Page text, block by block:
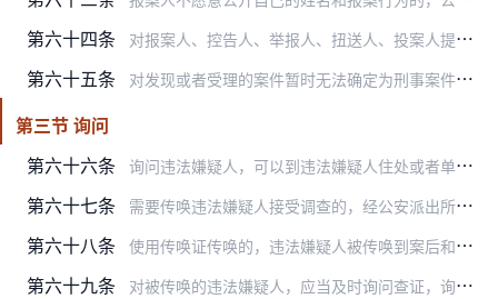
第六十四条 对报案人、控告人、举报人、扭送人、投案人提供的有关证据材料、物品等应当登记，出具接受证据清单，并妥善保管。必要时，应当拍照、录音、录像。移送案件时，应当将有关证…
第六十五条 对发现或者受理的案件暂时无法确定为刑事案件或者行政案件的，可以按照行政案件的程序办理。在办理过程中，认为涉嫌构成犯罪的，应当按照《公安机关办理刑事案件程序规定》…
第三节 询问
第六十六条
询问违法嫌疑人，可以到违法嫌疑人住处或者单位进行，也可以将违法嫌疑人传唤到其所在市、县内的指定地点进行。
第六十七条 需要传唤违法嫌疑人接受调查的，经公安派出所、县级以上公安机关办案部门或者出入境边防检查机关负责人批准，使用传唤证传唤。对现场发现的违法嫌疑人，人民警察经出示人民…
第六十八条 使用传唤证传唤的，违法嫌疑人被传唤到案后和询问查证结束后，应当由其在传唤证上填写到案和离开时间并签名。拒绝填写或者签名的，办案人民警察应当在传唤证上注明。
第六十九条 对被传唤的违法嫌疑人，应当及时询问查证，询问查证的时间不得超过八小时；案情复杂，违法行为依法可能适用行政拘留处罚的，询问查证的时间不得超过二十四小时。